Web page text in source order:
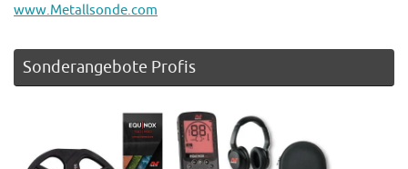
www.Metallsonde.com
Sonderangebote Profis